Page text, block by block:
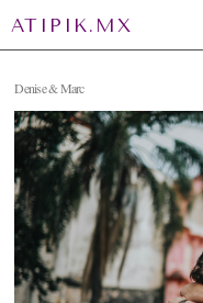
ATIPIK.MX
Denise & Marc